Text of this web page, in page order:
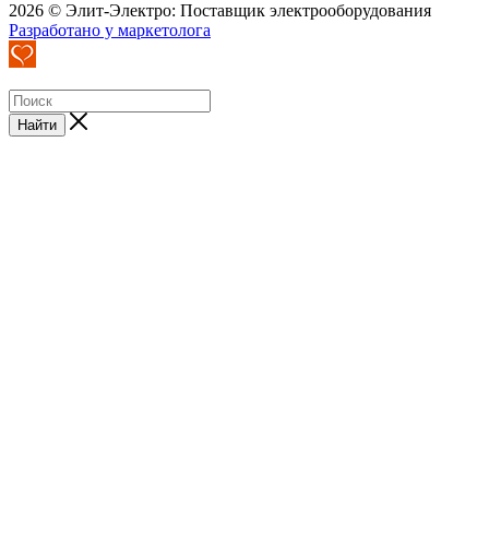
2026 © Элит-Электро: Поставщик электрооборудования
Разработано у маркетолога
Найти